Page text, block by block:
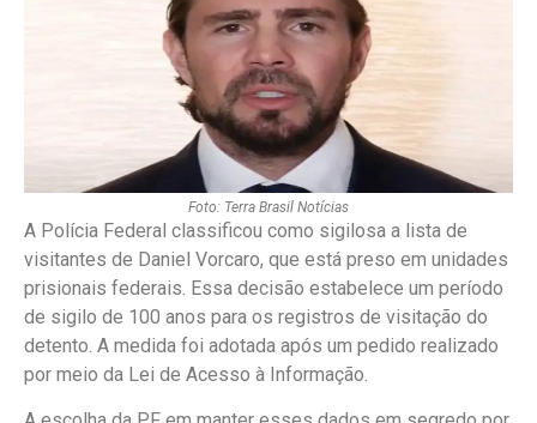
Foto: Terra Brasil Notícias
A Polícia Federal classificou como sigilosa a lista de
visitantes de Daniel Vorcaro, que está preso em unidades
prisionais federais. Essa decisão estabelece um período
de sigilo de 100 anos para os registros de visitação do
detento. A medida foi adotada após um pedido realizado
por meio da Lei de Acesso à Informação.